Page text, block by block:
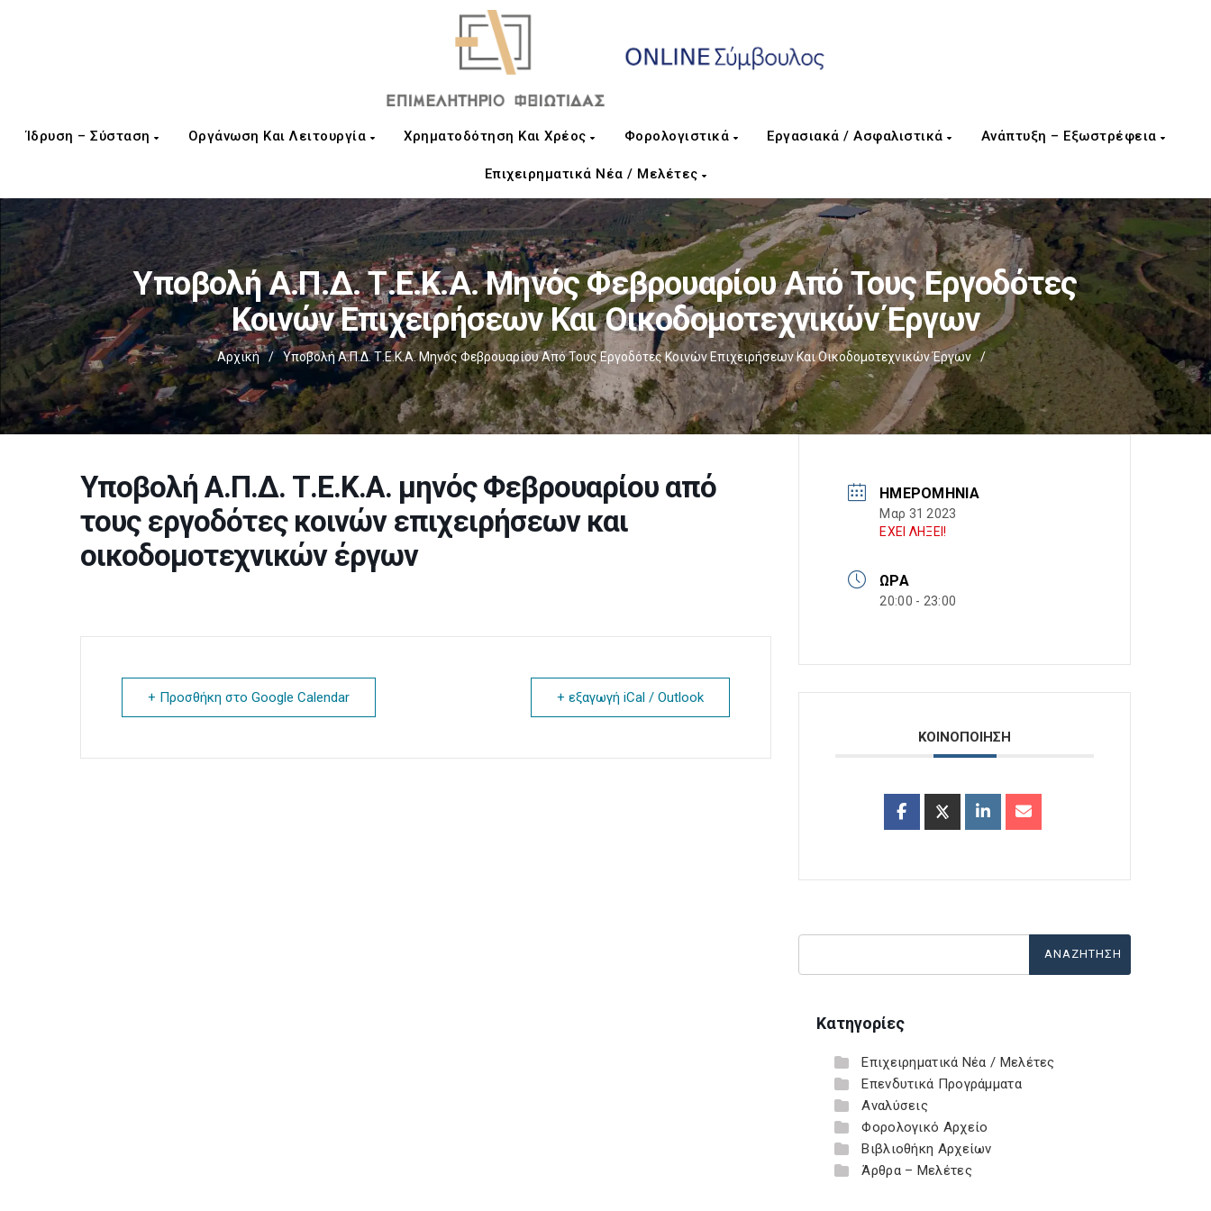
Ίδρυση – Σύσταση Οργάνωση Και Λειτουργία Χρηματοδότηση Και Χρέος Φορολογιστικά Εργασιακά / Ασφαλιστικά Ανάπτυξη – Εξωστρέφεια
Επιχειρηματικά Νέα / Μελέτες
Υποβολή Α.Π.Δ. Τ.Ε.Κ.Α. Μηνός Φεβρουαρίου Από Τους Εργοδότες
Κοινών Επιχειρήσεων Και Οικοδομοτεχνικών Έργων
Αρχική / Υποβολή Α.Π.Δ. Τ.Ε.Κ.Α. Μηνός Φεβρουαρίου Από Τους Εργοδότες Κοινών Επιχειρήσεων Και Οικοδομοτεχνικών Έργων /
Υποβολή Α.Π.Δ. Τ.Ε.Κ.Α. μηνός Φεβρουαρίου από
τους εργοδότες κοινών επιχειρήσεων και
οικοδομοτεχνικών έργων
+ Προσθήκη στο Google Calendar + εξαγωγή iCal / Outlook
ΗΜΕΡΟΜΗΝΊΑ
Μαρ 31 2023
ΕΧΕΙ ΛΗΞΕΙ!
ΏΡΑ
20:00 - 23:00
ΚΟΙΝΟΠΟΙΗΣΗ
Κατηγορίες
Επιχειρηματικά Νέα / Μελέτες
Επενδυτικά Προγράμματα
Αναλύσεις
Φορολογικό Αρχείο
Βιβλιοθήκη Αρχείων
Άρθρα – Μελέτες